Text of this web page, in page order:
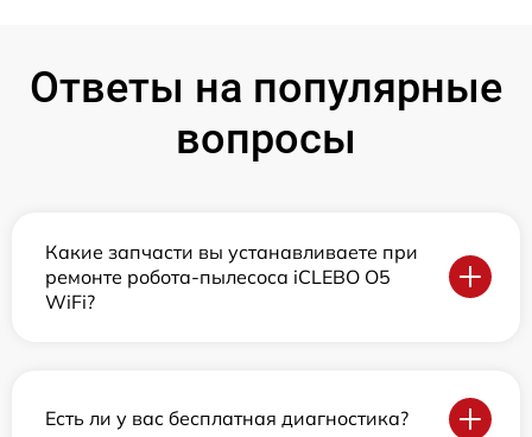
Ответы на популярные
вопросы
Какие запчасти вы устанавливаете при
ремонте робота-пылесоса iCLEBO O5
WiFi?
Есть ли у вас бесплатная диагностика?